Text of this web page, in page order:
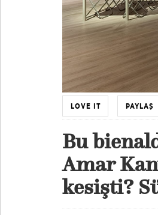
LOVE IT PAYLAŞ
Bu
Amar
kesişti?